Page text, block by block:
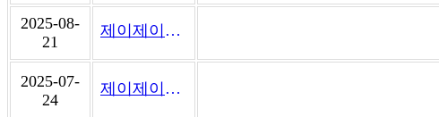
2025-08-
21
제이제이케터링
2025-07-
24
제이제이케터링